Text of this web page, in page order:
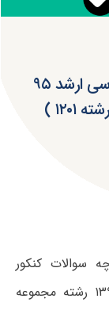
دانلود دفترچه سوالات آزمون کارشناسی ارشد ۹۵
)
سوالات کنکور
کارشناسی ارشد سراسری اردیبهشت ماه ۱۳۹۵ رشته مجموعه